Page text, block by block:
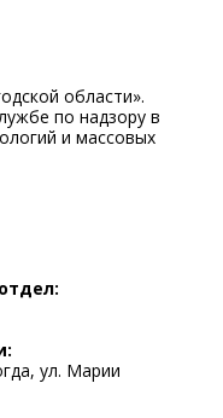
области».
по надзору в
и массовых
решения о
центр
Вологодская обл., г.
Григорьевна
данных
информации
ул. Марии